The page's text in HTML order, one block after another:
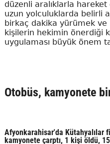
düzenli aralıklarla
uzun yolculuklarda belirli
birkaç dakika yürümek
kişilerin hekimin önerdiği
uygulaması büyük önem
Otobüs, kamyonete
Afyonkarahisar'da Kütahyalılar
kamyonete çarptı, 1 kişi öldü,